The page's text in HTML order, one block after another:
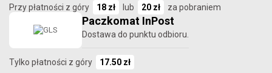
Przy płatności z góry 18 zł lub 20 zł za pobraniem
Paczkomat InPost
Dostawa do punktu odbioru.
Tylko płatności z góry 17.50 zł